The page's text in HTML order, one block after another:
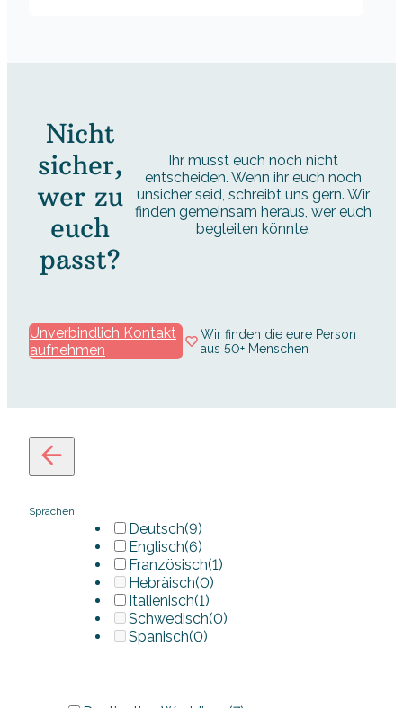
Nicht
sicher,
wer zu
euch
passt?
Ihr müsst euch noch nicht
entscheiden. Wenn ihr euch noch
unsicher seid, schreibt uns gern. Wir
finden gemeinsam heraus, wer euch
begleiten könnte.
Unverbindlich Kontakt
aufnehmen
Wir finden die eure Person
aus 50+ Menschen
Sprachen
Deutsch(9)
Englisch(6)
Französisch(1)
Hebräisch(0)
Italienisch(1)
Schwedisch(0)
Spanisch(0)